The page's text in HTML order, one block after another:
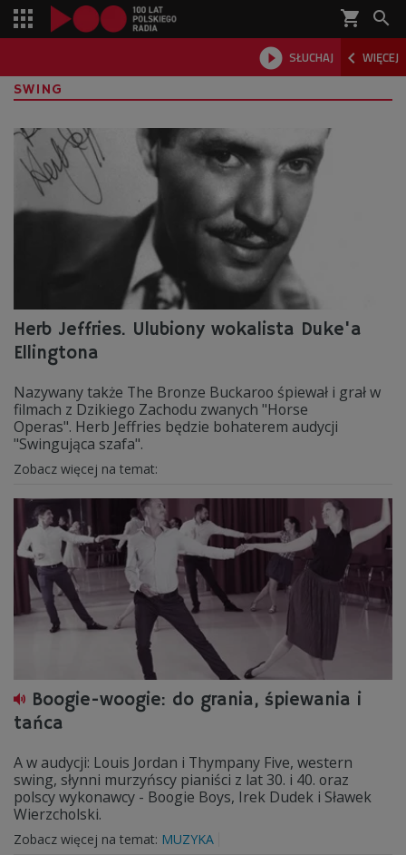
shopping_cart 
 SŁUCHAJ  WIĘCEJ

SWING
Herb Jeffries. Ulubiony wokalista Duke'a
Ellingtona
Nazywany także The Bronze Buckaroo śpiewał i grał w
filmach z Dzikiego Zachodu zwanych "Horse
Operas". Herb Jeffries będzie bohaterem audycji
"Swingująca szafa".
Zobacz więcej na temat:
Boogie-woogie: do grania, śpiewania i
tańca
A w audycji: Louis Jordan i Thympany Five, western
swing, słynni murzyńscy pianiści z lat 30. i 40. oraz
polscy wykonawcy - Boogie Boys, Irek Dudek i Sławek
Wierzcholski.
Zobacz więcej na temat: MUZYKA